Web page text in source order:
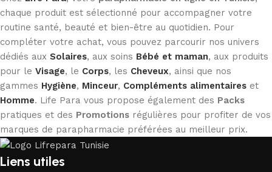
chaque produit est sélectionné pour accompagner votre
routine santé, beauté et bien-être au quotidien. Pour
compléter votre achat, vous pouvez parcourir nos univers
dédiés aux Solaires, aux soins Bébé et maman, aux produits
pour le Visage, le Corps, les Cheveux, ainsi que nos
gammes Hygiène, Minceur, Compléments alimentaires et
Homme. Life Para vous propose également des Packs
pratiques et des Promotions régulières pour profiter de vos
marques de parapharmacie préférées au meilleur prix.
Liens utiles